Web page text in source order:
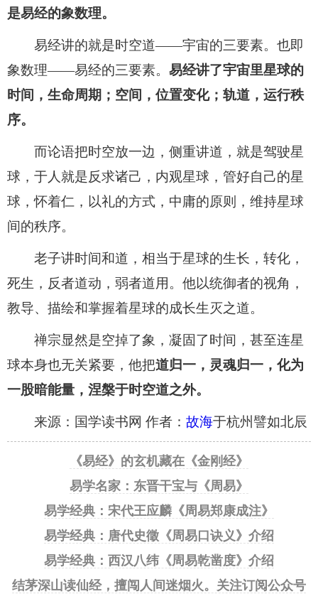
是易经的象数理。
易经讲的就是时空道——宇宙的三要素。也即
象数理——易经的三要素。 易经讲了宇宙里星球的
时间，生命周期；空间，位置变化；轨道，运行秩
序。
而论语把时空放一边，侧重讲道，就是驾驶星
球，于人就是反求诸己，内观星球，管好自己的星
球，怀着仁，以礼的方式，中庸的原则，维持星球
间的秩序。
老子讲时间和道，相当于星球的生长，转化，
死生，反者道动，弱者道用。他以统御者的视角，
教导、描绘和掌握着星球的成长生灭之道。
禅宗显然是空掉了象，凝固了时间，甚至连星
球本身也无关紧要，他把道归一，灵魂归一，化为
一股暗能量，涅槃于时空道之外。
来源：国学读书网 作者： 故海于杭州譬如北辰
《易经》的玄机藏在《金刚经》
易学名家：东晋干宝与《周易》
易学经典：宋代王应麟《周易郑康成注》
易学经典：唐代史徵《周易口诀义》介绍
易学经典：西汉八纬《周易乾凿度》介绍
结茅深山读仙经，擅闯人间迷烟火。关注订阅公众号